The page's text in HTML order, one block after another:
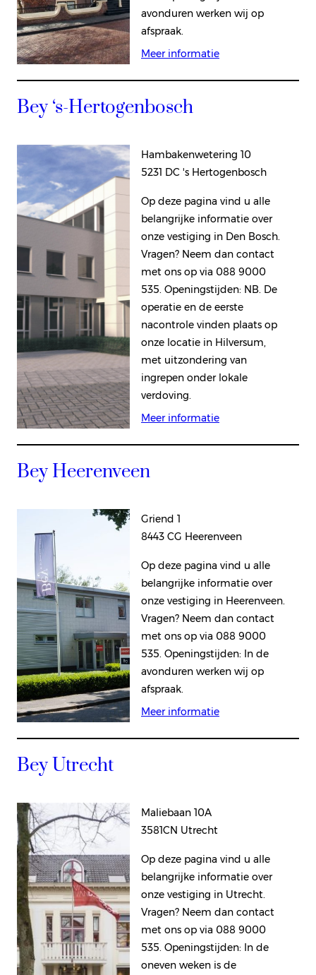
avonduren werken wij op
afspraak.
Meer informatie
Bey ‘s-Hertogenbosch
Hambakenwetering 10
5231 DC 's Hertogenbosch
Op deze pagina vind u alle
belangrijke informatie over
onze vestiging in Den Bosch.
Vragen? Neem dan contact
met ons op via 088 9000
535. Openingstijden: NB. De
operatie en de eerste
nacontrole vinden plaats op
onze locatie in Hilversum,
met uitzondering van
ingrepen onder lokale
verdoving.
Meer informatie
Bey Heerenveen
Griend 1
8443 CG Heerenveen
Op deze pagina vind u alle
belangrijke informatie over
onze vestiging in Heerenveen.
Vragen? Neem dan contact
met ons op via 088 9000
535. Openingstijden: In de
avonduren werken wij op
afspraak.
Meer informatie
Bey Utrecht
Maliebaan 10A
3581CN Utrecht
Op deze pagina vind u alle
belangrijke informatie over
onze vestiging in Utrecht.
Vragen? Neem dan contact
met ons op via 088 9000
535. Openingstijden: In de
oneven weken is de